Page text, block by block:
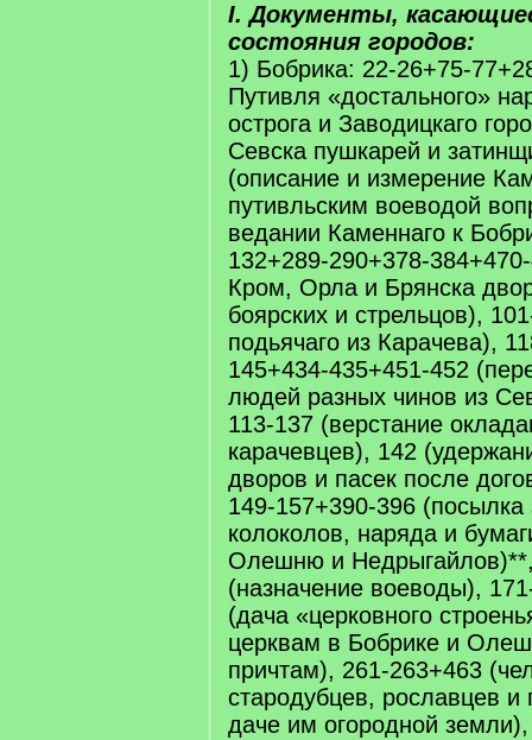
I. Документы,
состояния городов:
1) Бобрика: 22-26+75-
Путивля «достального»
острога и Заводицкаго
Севска пушкарей и
(описание и измерение
путивльским воеводой
ведании Каменнаго к
132+289-290+378-
Кром, Орла и Брянска
боярских и стрельцов),
подьячаго из Карачева),
145+434-435+451-452
людей разных чинов из
113-137 (верстание
карачевцев), 142
дворов и пасек после
149-157+390-396 (посылка
колоколов, наряда и
Олешню и
(назначение воеводы),
(дача «церковного
церквам в Бобрике и
причтам), 261-263+463
стародубцев, рославцев
даче им огородной